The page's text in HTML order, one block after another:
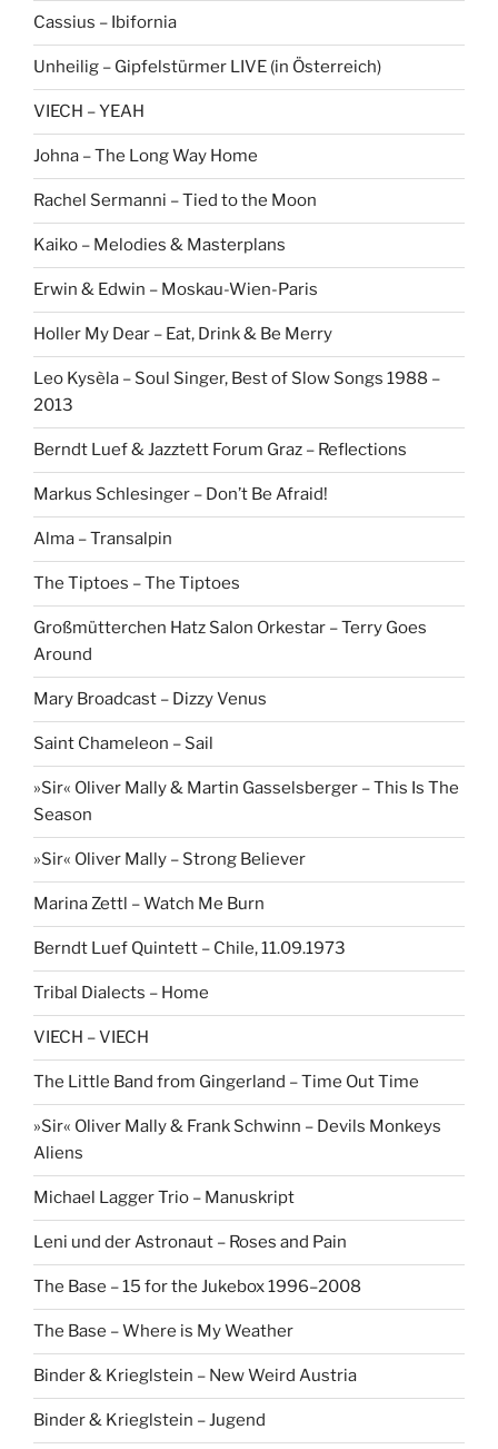
Cassius – Ibifornia
Unheilig – Gipfelstürmer LIVE (in Österreich)
VIECH – YEAH
Johna – The Long Way Home
Rachel Sermanni – Tied to the Moon
Kaiko – Melodies & Masterplans
Erwin & Edwin – Moskau-Wien-Paris
Holler My Dear – Eat, Drink & Be Merry
Leo Kysèla – Soul Singer, Best of Slow Songs 1988 –
2013
Berndt Luef & Jazztett Forum Graz – Reflections
Markus Schlesinger – Don’t Be Afraid!
Alma – Transalpin
The Tiptoes – The Tiptoes
Großmütterchen Hatz Salon Orkestar – Terry Goes
Around
Mary Broadcast – Dizzy Venus
Saint Chameleon – Sail
»Sir« Oliver Mally & Martin Gasselsberger – This Is The
Season
»Sir« Oliver Mally – Strong Believer
Marina Zettl – Watch Me Burn
Berndt Luef Quintett – Chile, 11.09.1973
Tribal Dialects – Home
VIECH – VIECH
The Little Band from Gingerland – Time Out Time
»Sir« Oliver Mally & Frank Schwinn – Devils Monkeys
Aliens
Michael Lagger Trio – Manuskript
Leni und der Astronaut – Roses and Pain
The Base – 15 for the Jukebox 1996–2008
The Base – Where is My Weather
Binder & Krieglstein – New Weird Austria
Binder & Krieglstein – Jugend